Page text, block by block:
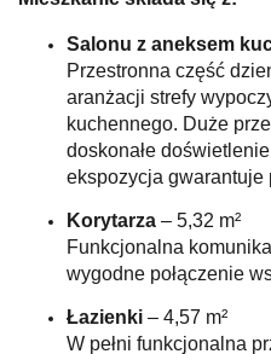
Salonu z aneksem
Przestronna część
aranżacji strefy
kuchennego. Duże
doskonałe
ekspozycja gwarantuje
Korytarza – 5,32 m²
Funkcjonalna
wygodne połączenie
Łazienki – 4,57 m²
W pełni funkcjonalna